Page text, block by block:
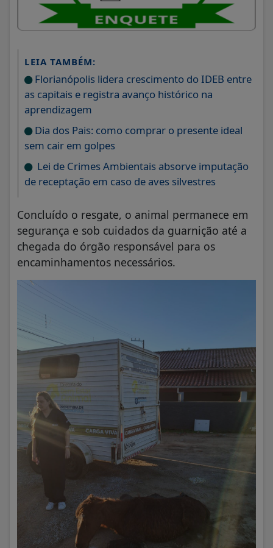
LEIA TAMBÉM:
Florianópolis lidera crescimento do IDEB entre
as capitais e registra avanço histórico na
aprendizagem
Dia dos Pais: como comprar o presente ideal
sem cair em golpes
Lei de Crimes Ambientais absorve imputação
de receptação em caso de aves silvestres
Concluído o resgate, o animal permanece em
segurança e sob cuidados da guarnição até a
chegada do órgão responsável para os
encaminhamentos necessários.